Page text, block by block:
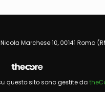
Marchese 10, 00141 Roma
questo sito sono gestite da